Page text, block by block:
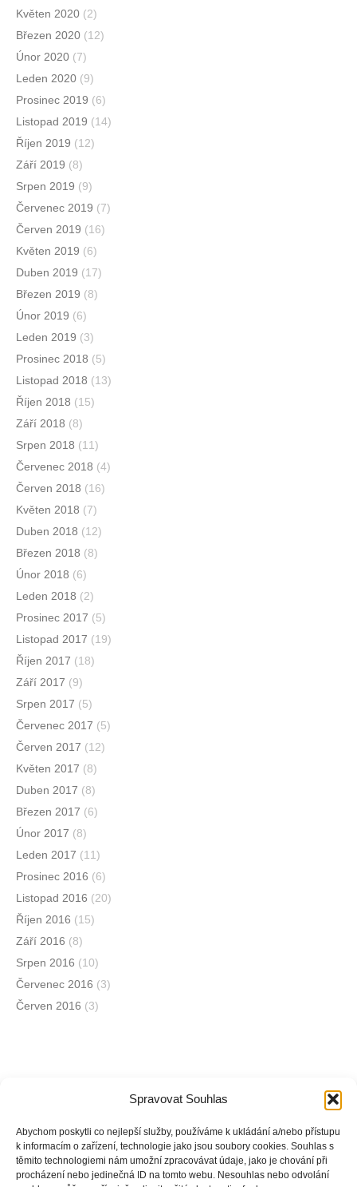
Spravovat Souhlas
Abychom poskytli co nejlepší služby, používáme k ukládání a/nebo přístupu
k informacím o zařízení, technologie jako jsou soubory cookies. Souhlas s
těmito technologiemi nám umožní zpracovávat údaje, jako je chování při
procházení nebo jedinečná ID na tomto webu. Nesouhlas nebo odvolání
Květen 2020 (2)
Březen 2020 (12)
Únor 2020 (7)
Leden 2020 (9)
Prosinec 2019 (6)
Listopad 2019 (14)
Říjen 2019 (12)
Září 2019 (8)
Srpen 2019 (9)
Červenec 2019 (7)
Červen 2019 (16)
Květen 2019 (6)
Duben 2019 (17)
Březen 2019 (8)
Únor 2019 (6)
Leden 2019 (3)
Prosinec 2018 (5)
Listopad 2018 (13)
Říjen 2018 (15)
Září 2018 (8)
Srpen 2018 (11)
Červenec 2018 (4)
Červen 2018 (16)
Květen 2018 (7)
Duben 2018 (12)
Březen 2018 (8)
Únor 2018 (6)
Leden 2018 (2)
Prosinec 2017 (5)
Listopad 2017 (19)
Říjen 2017 (18)
Září 2017 (9)
Srpen 2017 (5)
Červenec 2017 (5)
Červen 2017 (12)
Květen 2017 (8)
Duben 2017 (8)
Březen 2017 (6)
Únor 2017 (8)
Leden 2017 (11)
Prosinec 2016 (6)
Listopad 2016 (20)
Říjen 2016 (15)
Září 2016 (8)
Srpen 2016 (10)
Červenec 2016 (3)
Červen 2016 (3)
Jsme na sociálních sítích
Facebook